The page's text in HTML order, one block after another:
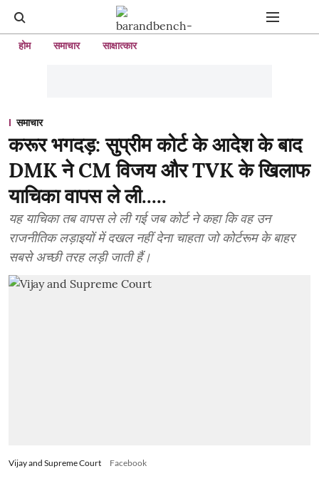
होम समाचार साक्षात्कार
समाचार
करूर भगदड़: सुप्रीम कोर्ट के आदेश के बाद
DMK ने CM विजय और TVK के खिलाफ
याचिका वापस ले ली.....
यह याचिका तब वापस ले ली गई जब कोर्ट ने कहा कि वह उन
राजनीतिक लड़ाइयों में दखल नहीं देना चाहता जो कोर्टरूम के बाहर
सबसे अच्छी तरह लड़ी जाती हैं।
Vijay and Supreme Court Facebook